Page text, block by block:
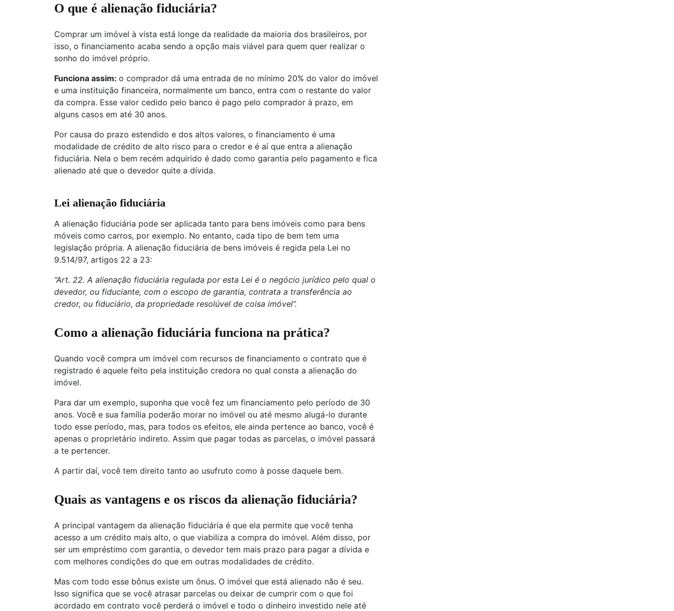
O que é alienação fiduciária?
Comprar um imóvel à vista está longe da realidade da maioria dos brasileiros, por
isso, o financiamento acaba sendo a opção mais viável para quem quer realizar o
sonho do imóvel próprio.
Funciona assim: o comprador dá uma entrada de no mínimo 20% do valor do imóvel
e uma instituição financeira, normalmente um banco, entra com o restante do valor
da compra. Esse valor cedido pelo banco é pago pelo comprador à prazo, em
alguns casos em até 30 anos.
Por causa do prazo estendido e dos altos valores, o financiamento é uma
modalidade de crédito de alto risco para o credor e é aí que entra a alienação
fiduciária. Nela o bem recém adquirido é dado como garantia pelo pagamento e fica
alienado até que o devedor quite a dívida.
Lei alienação fiduciária
A alienação fiduciária pode ser aplicada tanto para bens imóveis como para bens
móveis como carros, por exemplo. No entanto, cada tipo de bem tem uma
legislação própria. A alienação fiduciária de bens imóveis é regida pela Lei no
9.514/97, artigos 22 a 23:
“Art. 22. A alienação fiduciária regulada por esta Lei é o negócio jurídico pelo qual o
devedor, ou fiduciante, com o escopo de garantia, contrata a transferência ao
credor, ou fiduciário, da propriedade resolúvel de coisa imóvel”.
Como a alienação fiduciária funciona na prática?
Quando você compra um imóvel com recursos de financiamento o contrato que é
registrado é aquele feito pela instituição credora no qual consta a alienação do
imóvel.
Para dar um exemplo, suponha que você fez um financiamento pelo período de 30
anos. Você e sua família poderão morar no imóvel ou até mesmo alugá-lo durante
todo esse período, mas, para todos os efeitos, ele ainda pertence ao banco, você é
apenas o proprietário indireto. Assim que pagar todas as parcelas, o imóvel passará
a te pertencer.
A partir daí, você tem direito tanto ao usufruto como à posse daquele bem.
Quais as vantagens e os riscos da alienação fiduciária?
A principal vantagem da alienação fiduciária é que ela permite que você tenha
acesso a um crédito mais alto, o que viabiliza a compra do imóvel. Além disso, por
ser um empréstimo com garantia, o devedor tem mais prazo para pagar a dívida e
com melhores condições do que em outras modalidades de crédito.
Mas com todo esse bônus existe um ônus. O imóvel que está alienado não é seu.
Isso significa que se você atrasar parcelas ou deixar de cumprir com o que foi
acordado em contrato você perderá o imóvel e todo o dinheiro investido nele até